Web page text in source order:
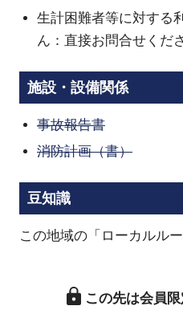
生計困難者等に対する
ん：直接お問合せくだ
施設・設備関係
事故報告書
消防計画（書）
豆知識
この地域の「ローカルル
この先は会員限